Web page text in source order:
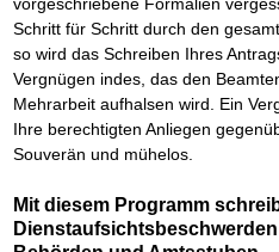
vorgeschriebene Formalien
Schritt für Schritt durch den
so wird das Schreiben Ihres
Vergnügen indes, das den
Mehrarbeit aufhalsen wird. Ein
Ihre berechtigten Anliegen
Souverän und mühelos.
Mit diesem Programm